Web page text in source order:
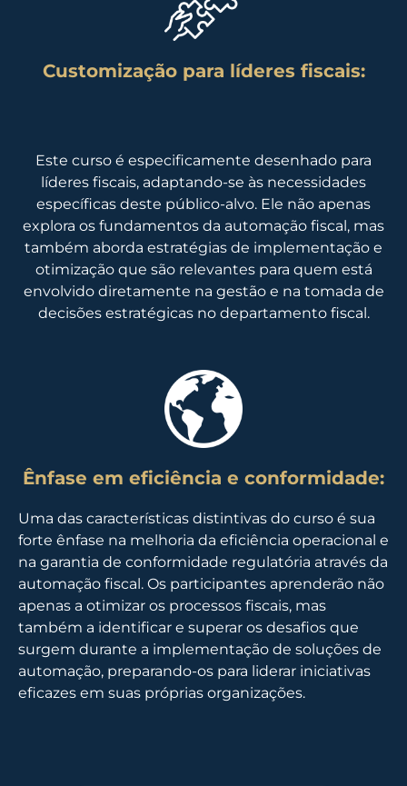
Customização para líderes fiscais:
Este curso é especificamente desenhado para
líderes fiscais, adaptando-se às necessidades
específicas deste público-alvo. Ele não apenas
explora os fundamentos da automação fiscal, mas
também aborda estratégias de implementação e
otimização que são relevantes para quem está
envolvido diretamente na gestão e na tomada de
decisões estratégicas no departamento fiscal.
Ênfase em eficiência e conformidade:
Uma das características distintivas do curso é sua
forte ênfase na melhoria da eficiência operacional e
na garantia de conformidade regulatória através da
automação fiscal. Os participantes aprenderão não
apenas a otimizar os processos fiscais, mas
também a identificar e superar os desafios que
surgem durante a implementação de soluções de
automação, preparando-os para liderar iniciativas
eficazes em suas próprias organizações.